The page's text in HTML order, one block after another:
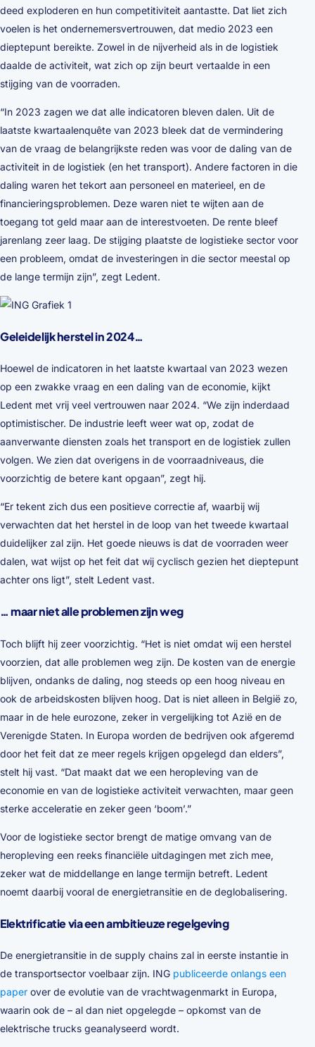
deed exploderen en hun competitiviteit aantastte. Dat liet zich
voelen is het ondernemersvertrouwen, dat medio 2023 een
dieptepunt bereikte. Zowel in de nijverheid als in de logistiek
daalde de activiteit, wat zich op zijn beurt vertaalde in een
stijging van de voorraden.
“In 2023 zagen we dat alle indicatoren bleven dalen. Uit de
laatste kwartaalenquête van 2023 bleek dat de vermindering
van de vraag de belangrijkste reden was voor de daling van de
activiteit in de logistiek (en het transport). Andere factoren in die
daling waren het tekort aan personeel en materieel, en de
financieringsproblemen. Deze waren niet te wijten aan de
toegang tot geld maar aan de interestvoeten. De rente bleef
jarenlang zeer laag. De stijging plaatste de logistieke sector voor
een probleem, omdat de investeringen in die sector meestal op
de lange termijn zijn”, zegt Ledent.
Geleidelijk herstel in 2024…
Hoewel de indicatoren in het laatste kwartaal van 2023 wezen
op een zwakke vraag en een daling van de economie, kijkt
Ledent met vrij veel vertrouwen naar 2024. “We zijn inderdaad
optimistischer. De industrie leeft weer wat op, zodat de
aanverwante diensten zoals het transport en de logistiek zullen
volgen. We zien dat overigens in de voorraadniveaus, die
voorzichtig de betere kant opgaan”, zegt hij.
“Er tekent zich dus een positieve correctie af, waarbij wij
verwachten dat het herstel in de loop van het tweede kwartaal
duidelijker zal zijn. Het goede nieuws is dat de voorraden weer
dalen, wat wijst op het feit dat wij cyclisch gezien het dieptepunt
achter ons ligt”, stelt Ledent vast.
… maar niet alle problemen zijn weg
Toch blijft hij zeer voorzichtig. “Het is niet omdat wij een herstel
voorzien, dat alle problemen weg zijn. De kosten van de energie
blijven, ondanks de daling, nog steeds op een hoog niveau en
ook de arbeidskosten blijven hoog. Dat is niet alleen in België zo,
maar in de hele eurozone, zeker in vergelijking tot Azië en de
Verenigde Staten. In Europa worden de bedrijven ook afgeremd
door het feit dat ze meer regels krijgen opgelegd dan elders”,
stelt hij vast. “Dat maakt dat we een heropleving van de
economie en van de logistieke activiteit verwachten, maar geen
sterke acceleratie en zeker geen ‘boom’.”
Voor de logistieke sector brengt de matige omvang van de
heropleving een reeks financiële uitdagingen met zich mee,
zeker wat de middellange en lange termijn betreft. Ledent
noemt daarbij vooral de energietransitie en de deglobalisering.
Elektrificatie via een ambitieuze regelgeving
De energietransitie in de supply chains zal in eerste instantie in
de transportsector voelbaar zijn. ING publiceerde onlangs een
paper over de evolutie van de vrachtwagenmarkt in Europa,
waarin ook de – al dan niet opgelegde – opkomst van de
elektrische trucks geanalyseerd wordt.